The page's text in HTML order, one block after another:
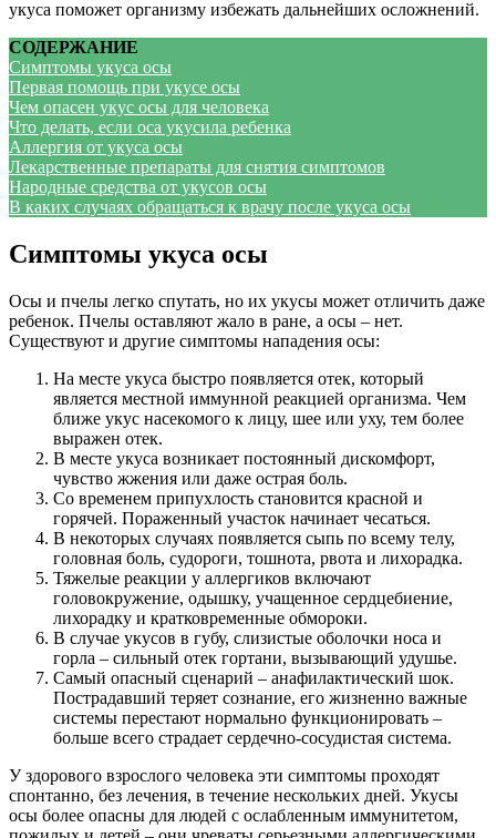
укуса поможет организму избежать дальнейших осложнений.
СОДЕРЖАНИЕ
Симптомы укуса осы
Первая помощь при укусе осы
Чем опасен укус осы для человека
Что делать, если оса укусила ребенка
Аллергия от укуса осы
Лекарственные препараты для снятия симптомов
Народные средства от укусов осы
В каких случаях обращаться к врачу после укуса осы
Симптомы укуса осы
Осы и пчелы легко спутать, но их укусы может отличить даже
ребенок. Пчелы оставляют жало в ране, а осы – нет.
Существуют и другие симптомы нападения осы:
На месте укуса быстро появляется отек, который
является местной иммунной реакцией организма. Чем
ближе укус насекомого к лицу, шее или уху, тем более
выражен отек.
В месте укуса возникает постоянный дискомфорт,
чувство жжения или даже острая боль.
Со временем припухлость становится красной и
горячей. Пораженный участок начинает чесаться.
В некоторых случаях появляется сыпь по всему телу,
головная боль, судороги, тошнота, рвота и лихорадка.
Тяжелые реакции у аллергиков включают
головокружение, одышку, учащенное сердцебиение,
лихорадку и кратковременные обмороки.
В случае укусов в губу, слизистые оболочки носа и
горла – сильный отек гортани, вызывающий удушье.
Самый опасный сценарий – анафилактический шок.
Пострадавший теряет сознание, его жизненно важные
системы перестают нормально функционировать –
больше всего страдает сердечно-сосудистая система.
У здорового взрослого человека эти симптомы проходят
спонтанно, без лечения, в течение нескольких дней. Укусы
осы более опасны для людей с ослабленным иммунитетом,